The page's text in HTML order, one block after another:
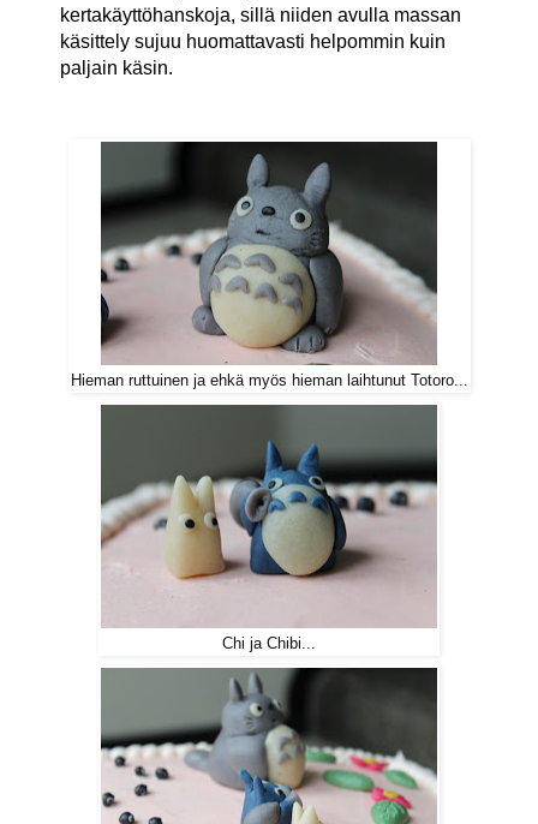
kertakäyttöhanskoja, sillä niiden avulla massan
käsittely sujuu huomattavasti helpommin kuin
paljain käsin.
Hieman ruttuinen ja ehkä myös hieman laihtunut Totoro...
Chi ja Chibi...